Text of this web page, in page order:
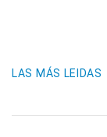
LAS MÁS LEIDAS